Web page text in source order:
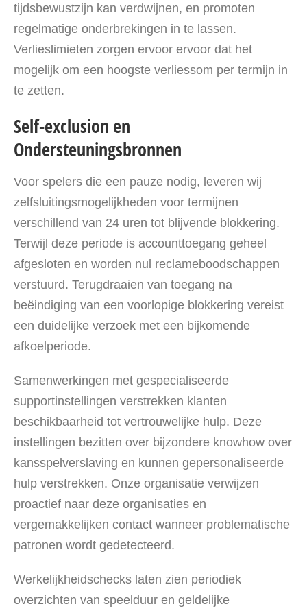
tijdsbewustzijn kan verdwijnen, en promoten
regelmatige onderbrekingen in te lassen.
Verlieslimieten zorgen ervoor ervoor dat het
mogelijk om een hoogste verliessom per termijn in
te zetten.
Self-exclusion en
Ondersteuningsbronnen
Voor spelers die een pauze nodig, leveren wij
zelfsluitingsmogelijkheden voor termijnen
verschillend van 24 uren tot blijvende blokkering.
Terwijl deze periode is accounttoegang geheel
afgesloten en worden nul reclameboodschappen
verstuurd. Terugdraaien van toegang na
beëindiging van een voorlopige blokkering vereist
een duidelijke verzoek met een bijkomende
afkoelperiode.
Samenwerkingen met gespecialiseerde
supportinstellingen verstrekken klanten
beschikbaarheid tot vertrouwelijke hulp. Deze
instellingen bezitten over bijzondere knowhow over
kansspelverslaving en kunnen gepersonaliseerde
hulp verstrekken. Onze organisatie verwijzen
proactief naar deze organisaties en
vergemakkelijken contact wanneer problematische
patronen wordt gedetecteerd.
Werkelijkheidschecks laten zien periodiek
overzichten van speelduur en geldelijke